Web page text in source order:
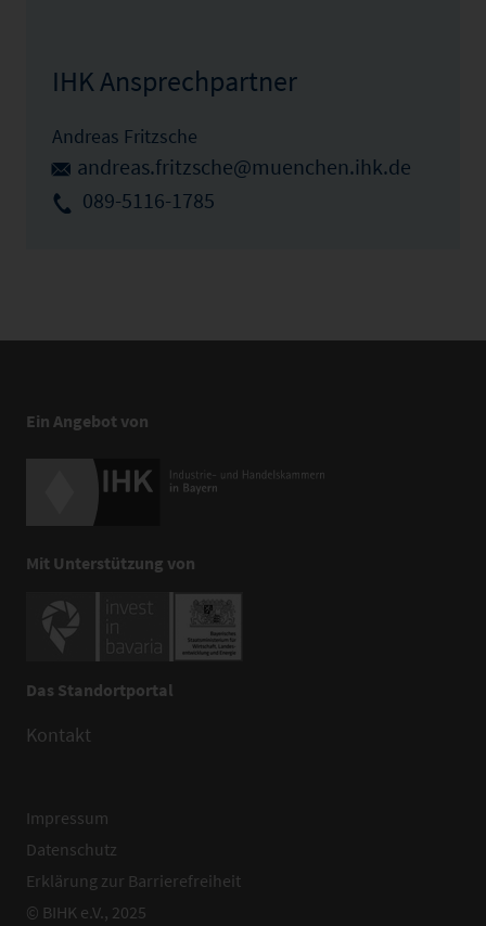
IHK Ansprechpartner
Andreas Fritzsche
andreas.fritzsche@muenchen.ihk.de
089-5116-1785
Ein Angebot von
Mit Unterstützung von
Das Standortportal
Kontakt
Impressum
Datenschutz
Erklärung zur Barrierefreiheit
© BIHK e.V., 2025